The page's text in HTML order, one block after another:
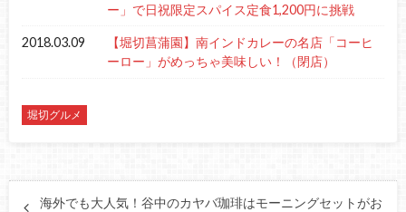
ー」で日祝限定スパイス定食1,200円に挑戦
2018.03.09
【堀切菖蒲園】南インドカレーの名店「コーヒ
ーロー」がめっちゃ美味しい！（閉店）
堀切グルメ
海外でも大人気！谷中のカヤバ珈琲はモーニングセットがお